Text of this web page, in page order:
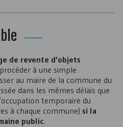
de revente d'objets
à une simple
au maire de la commune du
dans les mêmes délais que
temporaire du
à chaque commune) si la
public.